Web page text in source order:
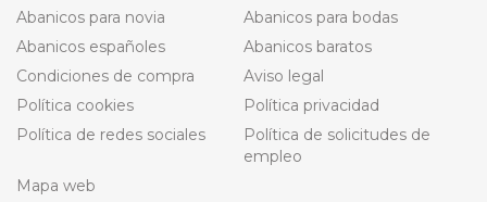
Abanicos para novia
Abanicos para bodas
Abanicos españoles
Abanicos baratos
Condiciones de compra
Aviso legal
Política cookies
Política privacidad
Política de redes sociales
Política de solicitudes de
empleo
Mapa web